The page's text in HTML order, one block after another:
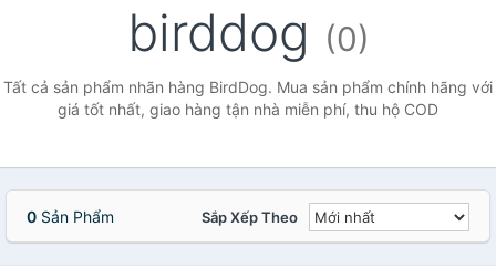
birddog (0)
Tất cả sản phẩm nhãn hàng BirdDog. Mua sản phẩm chính hãng với
giá tốt nhất, giao hàng tận nhà miễn phí, thu hộ COD
0 Sản Phẩm Sắp Xếp Theo